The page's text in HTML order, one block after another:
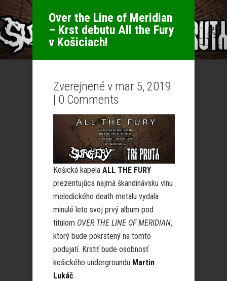
Over the Line of Meridian
– Krst debutu All the Fury
v Košiciach!
Zverejnené v mar 5, 2019
| 0 Comments
Košická kapela ALL THE FURY
prezentujúca najmä škandinávsku vlnu
melodického death metalu vydala
minulé leto svoj prvý album pod
titulom OVER THE LINE OF MERIDIAN,
ktorý bude pokrstený na tomto
podujatí. Krstiť bude osobnosť
košického undergroundu Martin
Lukáč.